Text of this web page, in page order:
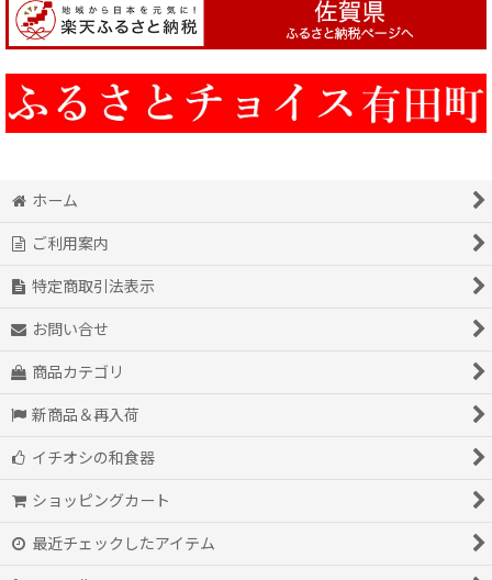
ホーム
ご利用案内
特定商取引法表示
お問い合せ
商品カテゴリ
新商品＆再入荷
イチオシの和食器
ショッピングカート
最近チェックしたアイテム